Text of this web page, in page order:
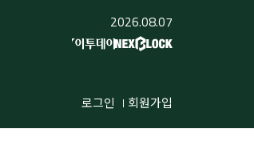
2026.08.07
로그인 회원가입